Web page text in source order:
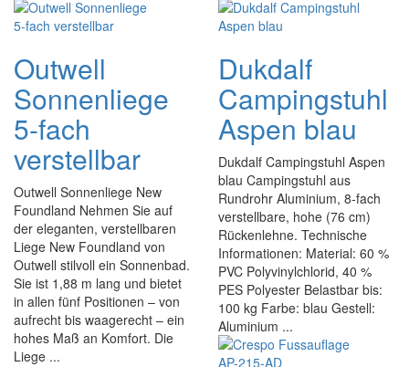
Outwell
Sonnenliege
5-fach
verstellbar
Outwell Sonnenliege New
Foundland Nehmen Sie auf
der eleganten, verstellbaren
Liege New Foundland von
Outwell stilvoll ein Sonnenbad.
Sie ist 1,88 m lang und bietet
in allen fünf Positionen – von
aufrecht bis waagerecht – ein
hohes Maß an Komfort. Die
Liege ...
Dukdalf
Campingstuhl
Aspen blau
Dukdalf Campingstuhl Aspen
blau Campingstuhl aus
Rundrohr Aluminium, 8-fach
verstellbare, hohe (76 cm)
Rückenlehne. Technische
Informationen: Material: 60 %
PVC Polyvinylchlorid, 40 %
PES Polyester Belastbar bis:
100 kg Farbe: blau Gestell:
Aluminium ...